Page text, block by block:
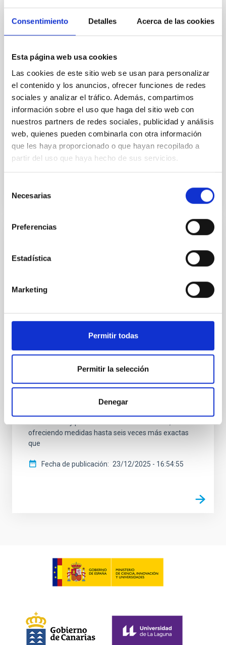
Consentimiento Detalles Acerca de las cookies
Esta página web usa cookies
Las cookies de este sitio web se usan para personalizar
el contenido y los anuncios, ofrecer funciones de redes
sociales y analizar el tráfico. Además, compartimos
información sobre el uso que haga del sitio web con
nuestros partners de redes sociales, publicidad y análisis
web, quienes pueden combinarla con otra información
que les haya proporcionado o que hayan recopilado a
partir del uso que haya hecho de sus servicios.
Necesarias
Preferencias
Estadística
Marketing
Permitir todas
Permitir la selección
Denegar
óptica submarina y terrestre
El Instituto de Astrofísica de Canarias (IAC) ha
culminado con éxito un hito tecnológico de gran
Red Óptica Marítima y Terrestre RedIRIS Tenerife –
La Palma”. Esta nueva y robusta red de
comunicaciones ópticas garantiza la continuidad de
las autopistas de datos de los Observatorios de
Canarias —el Observatorio del Teide (OT) en Tenerife
y el Observatorio del Roque de los Muchachos (ORM)
en La Palma—, asegurando su conectividad ante
cualquier contingencia técnica o ambiental. El logro
ha sido fruto de un trabajo conjunto con RedIRIS y la
Fecha de publicación
Investigadores del IAC desarrollan un
materia oscura a partir del tamaño de las
galaxias
Un nuevo estudio publicado en Astronomy &
determinar el tamaño de los halos de materia oscura
las galaxias— utilizando únicamente el tamaño de las
galaxias en imágenes astronómicas profundas. Los
del Instituto de Astrofísica de Canarias (IAC) y la
Universidad de La Laguna (ULL), han demostrado que
ofreciendo medidas hasta seis veces más exactas
que
Fecha de publicación 23/12/2025 - 16:54:55